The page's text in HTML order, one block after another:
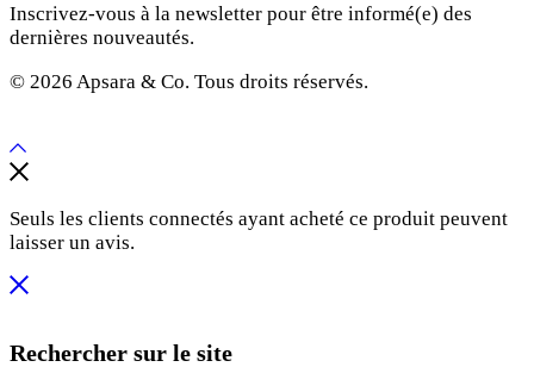
Inscrivez-vous à la newsletter pour être informé(e) des
dernières nouveautés.
© 2026 Apsara & Co. Tous droits réservés.
Seuls les clients connectés ayant acheté ce produit peuvent
laisser un avis.
Rechercher sur le site